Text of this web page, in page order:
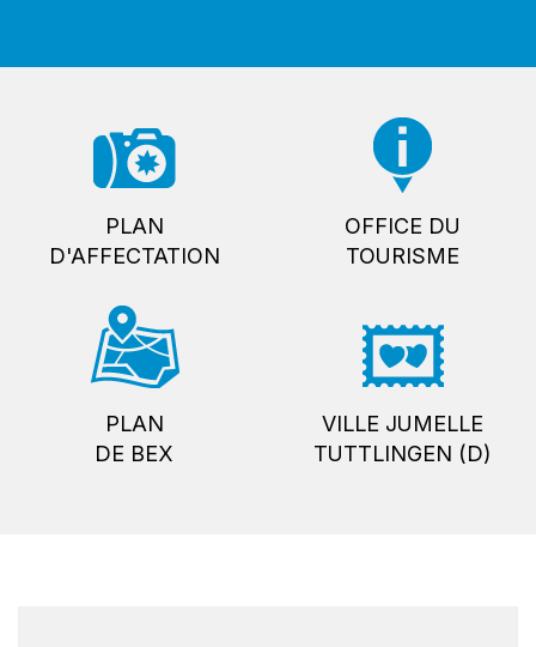
PLAN
D'AFFECTATION
OFFICE DU
TOURISME
PLAN
DE BEX
VILLE JUMELLE
TUTTLINGEN (D)